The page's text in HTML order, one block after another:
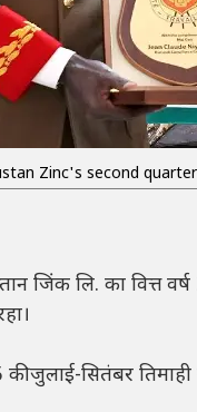
Zinc's second
जिंक लि. का वित्त
की जुलाई-सितंबर